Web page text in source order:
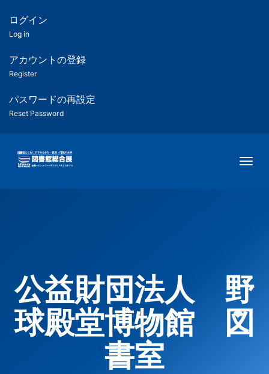
ツ
匿
名
ユ
ー
ー
用
メ
ログイン
Log in
アカウントの登録
Register
パスワードの再設定
Reset Password
公益財団法人 野
球殿堂博物館 図
書室